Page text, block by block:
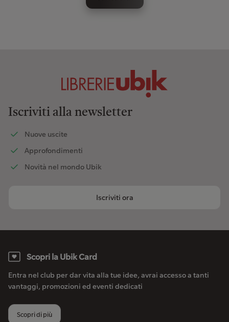
Iscriviti alla newsletter
Nuove uscite
Approfondimenti
Novità nel mondo Ubik
Iscriviti ora
Scopri la Ubik Card
Entra nel club per dar vita alla tue idee, avrai accesso a tanti
vantaggi, promozioni ed eventi dedicati
Scopri di più